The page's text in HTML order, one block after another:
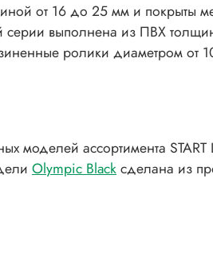
от 16 до 25 мм и покрыты
выполнена из ПВХ
ролики диаметром от
моделей ассортимента
Olympic Blackсделана из